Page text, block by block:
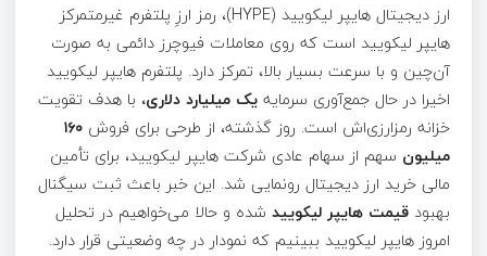
ارز دیجیتال هایپر لیکویید (HYPE)، رمز ارزِ پلتفرم غیرمتمرکز
هایپر لیکویید است که روی معاملات فیوچرز دائمی به صورت
آن‌چین و با سرعت بسیار بالا، تمرکز دارد. پلتفرم هایپر لیکویید
اخیرا در حال جمع‌آوری سرمایه یک میلیارد دلاری، با هدف تقویت
خزانه رمزارزی‌اش است. روز گذشته، از طرحی برای فروش ۱۶۰
میلیون سهم از سهام عادی شرکت هایپر لیکویید، برای تأمین
مالی خرید ارز دیجیتال رونمایی شد. این خبر باعث ثبت سیگنال
بهبود قیمت هایپر لیکویید شده و حالا می‌خواهیم در تحلیل
امروز هایپر لیکویید ببینیم که نمودار در چه وضعیتی قرار دارد.